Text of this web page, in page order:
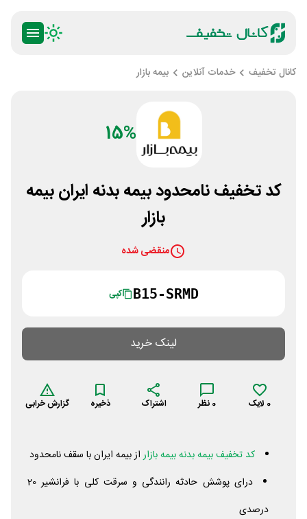
کانال تخفیف خدمات آنلاین بیمه بازار
15%
کد تخفیف نامحدود بیمه بدنه ایران بیمه
بازار
منقضی شده
B15-SRMD کپی
لینک خرید
0 لایک 0 نظر اشتراک ذخیره گزارش خرابی
کد تخفیف بیمه بدنه بیمه بازاراز بیمه ایران با سقف نامحدود
درای پوشش حادثه رانندگی و سرقت کلی با فرانشیر 20
درصدی